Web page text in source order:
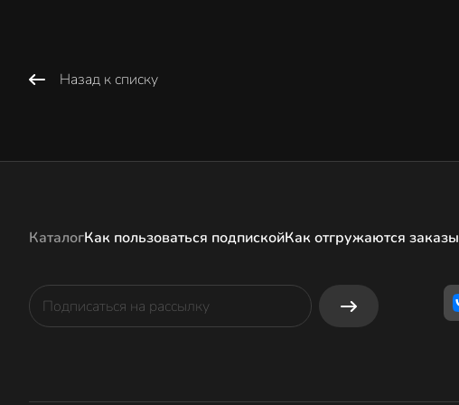
Назад к списку
КаталогКак пользоваться подпискойКак отгружаются заказы